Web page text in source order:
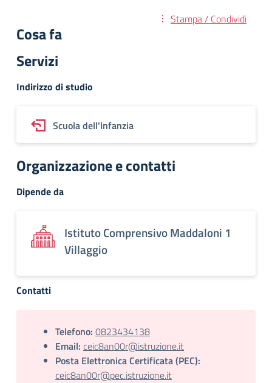
Stampa / Condividi
Cosa fa
Servizi
Indirizzo di studio
Scuola dell'Infanzia
Organizzazione e contatti
Dipende da
Istituto Comprensivo Maddaloni 1
Villaggio
Contatti
Telefono: 0823434138
Email: ceic8an00r@istruzione.it
Posta Elettronica Certificata (PEC):
ceic8an00r@pec.istruzione.it